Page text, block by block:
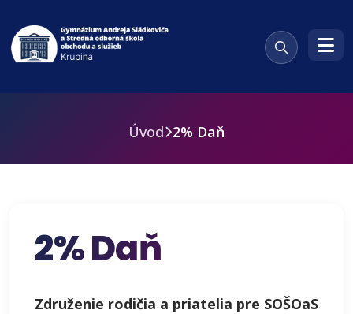
Úvod 2% Daň
2% Daň
Združenie rodičia a priatelia pre SOŠOaS